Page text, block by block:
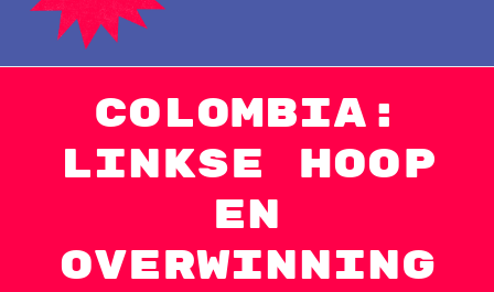
Intal
Globalize Solidarity!
Colombia:
linkse hoop
en
overwinning